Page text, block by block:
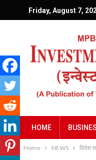
Friday, August 7,
HOME
Home NEWS विदेश